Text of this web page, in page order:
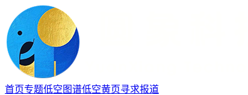
首页专题低空图谱低空黄页寻求报道